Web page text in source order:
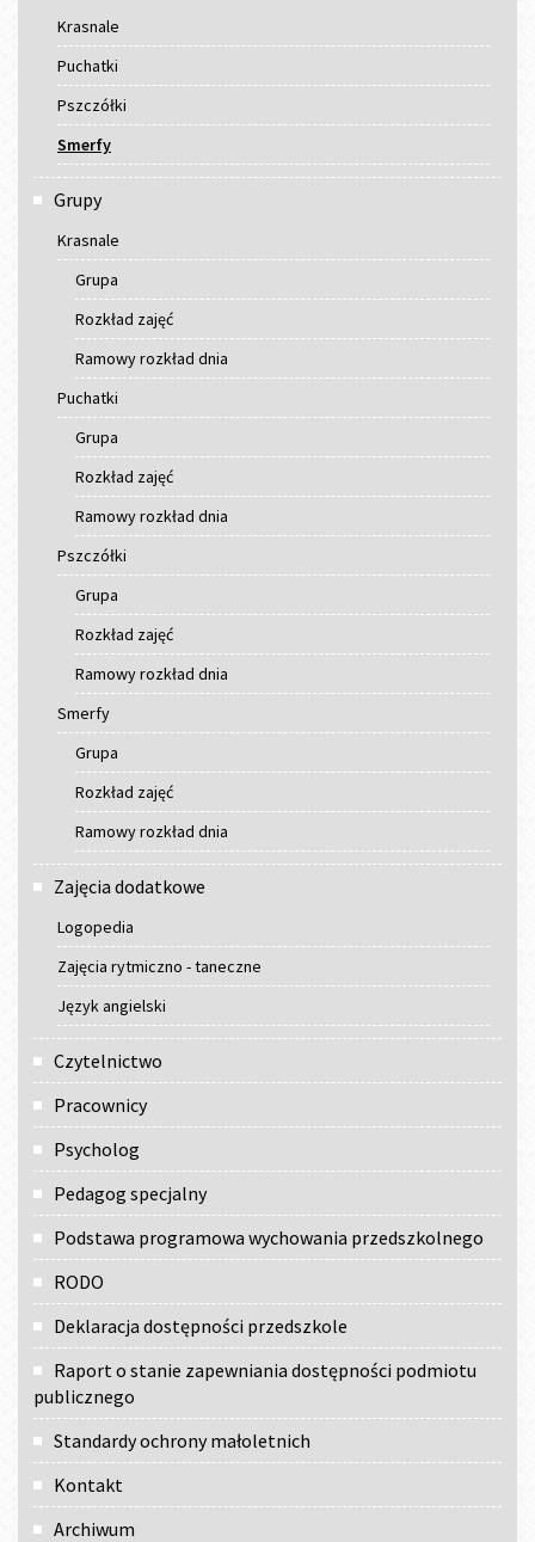
Krasnale
Puchatki
Pszczółki
Smerfy
Grupy
Krasnale
Grupa
Rozkład zajęć
Ramowy rozkład dnia
Puchatki
Grupa
Rozkład zajęć
Ramowy rozkład dnia
Pszczółki
Grupa
Rozkład zajęć
Ramowy rozkład dnia
Smerfy
Grupa
Rozkład zajęć
Ramowy rozkład dnia
Zajęcia dodatkowe
Logopedia
Zajęcia rytmiczno - taneczne
Język angielski
Czytelnictwo
Pracownicy
Psycholog
Pedagog specjalny
Podstawa programowa wychowania przedszkolnego
RODO
Deklaracja dostępności przedszkole
Raport o stanie zapewniania dostępności podmiotu
publicznego
Standardy ochrony małoletnich
Kontakt
Archiwum